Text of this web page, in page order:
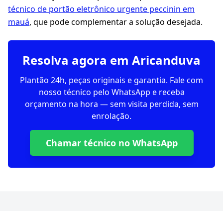
técnico de portão eletrônico urgente peccinin em
mauá, que pode complementar a solução desejada.
Resolva agora em Aricanduva
Plantão 24h, peças originais e garantia. Fale com
nosso técnico pelo WhatsApp e receba
orçamento na hora — sem visita perdida, sem
enrolação.
Chamar técnico no WhatsApp